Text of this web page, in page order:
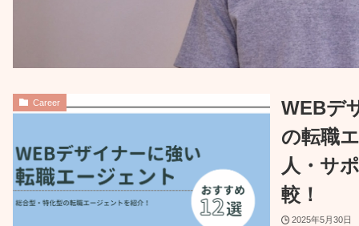
Career
WEBデ
の転職
人・サ
較！
2025年5月30日